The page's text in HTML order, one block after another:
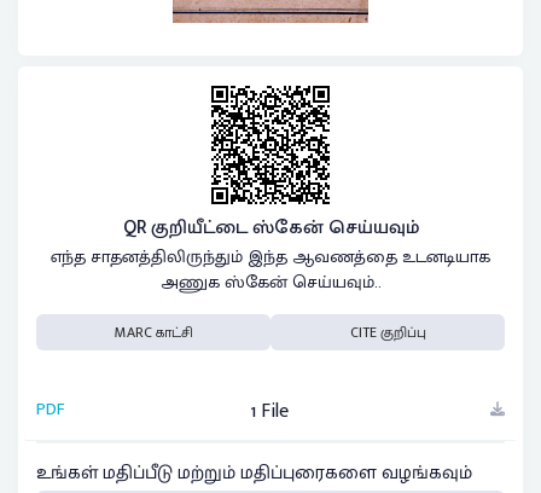
QR குறியீட்டை ஸ்கேன் செய்யவும்
எந்த சாதனத்திலிருந்தும் இந்த ஆவணத்தை உடனடியாக
அணுக ஸ்கேன் செய்யவும்..
MARC காட்சி CITE குறிப்பு
PDF
1 File
உங்கள் மதிப்பீடு மற்றும் மதிப்புரைகளை வழங்கவும்